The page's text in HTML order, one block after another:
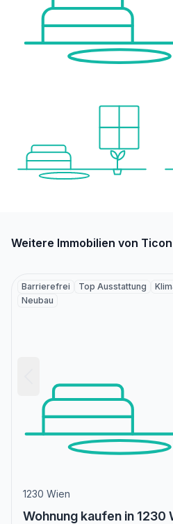
Weitere Immobilien von Ticon
Barrierefrei Top Ausstattung
Neubau
1230 Wien
Wohnung kaufen in 1230